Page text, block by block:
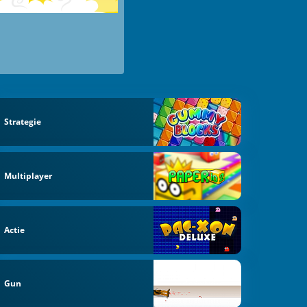
Strategie
Multiplayer
Actie
Gun